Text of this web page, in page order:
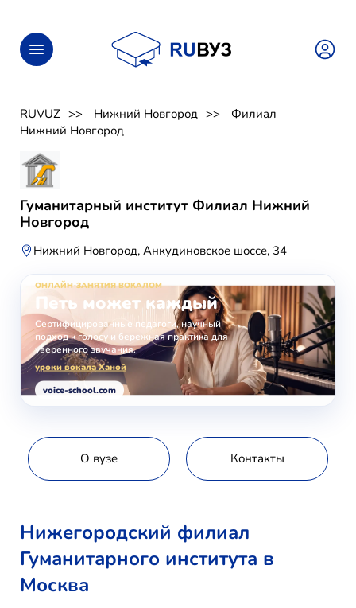
RUVUZ Нижний Новгород
Филиал
Нижний Новгород
Гуманитарный институт Филиал Нижний
Новгород
Нижний Новгород, Анкудиновское шоссе, 34
ОНЛАЙН-ЗАНЯТИЯ ВОКАЛОМ
Петь может каждый
Сертифицированные педагоги, научный
подход к голосу и бережная практика для
уверенного звучания.
уроки вокала Ханой
voice-school.com
О вузе Контакты
Нижегородский филиал
Гуманитарного института в
Москва